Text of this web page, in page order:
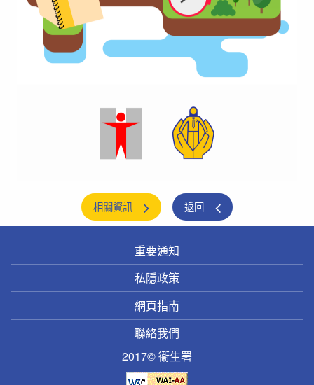
相關資訊 返回
重要通知
私隱政策
網頁指南
聯絡我們
2017© 衞生署